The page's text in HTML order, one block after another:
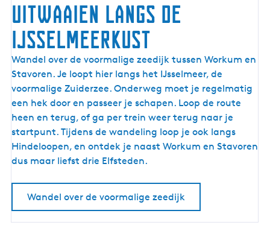
Uitwaaien langs de
IJsselmeerkust
U
i
t
w
a
a
i
e
Wandel over de voormalige zeedijk tussen Workum en
Stavoren. Je loopt hier langs het IJsselmeer, de
voormalige Zuiderzee. Onderweg moet je regelmatig
een hek door en passeer je schapen. Loop de route
heen en terug, of ga per trein weer terug naar je
startpunt. Tijdens de wandeling loop je ook langs
Hindeloopen, en ontdek je naast Workum en Stavoren
dus maar liefst drie Elfsteden.
Wandel over de voormalige zeedijk